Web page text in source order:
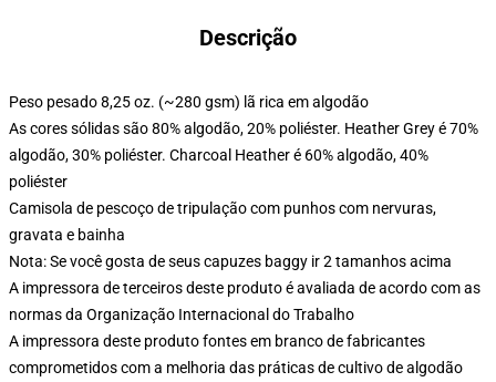
Descrição
Peso pesado 8,25 oz. (~280 gsm) lã rica em algodão
As cores sólidas são 80% algodão, 20% poliéster. Heather Grey é 70%
algodão, 30% poliéster. Charcoal Heather é 60% algodão, 40%
poliéster
Camisola de pescoço de tripulação com punhos com nervuras,
gravata e bainha
Nota: Se você gosta de seus capuzes baggy ir 2 tamanhos acima
A impressora de terceiros deste produto é avaliada de acordo com as
normas da Organização Internacional do Trabalho
A impressora deste produto fontes em branco de fabricantes
comprometidos com a melhoria das práticas de cultivo de algodão